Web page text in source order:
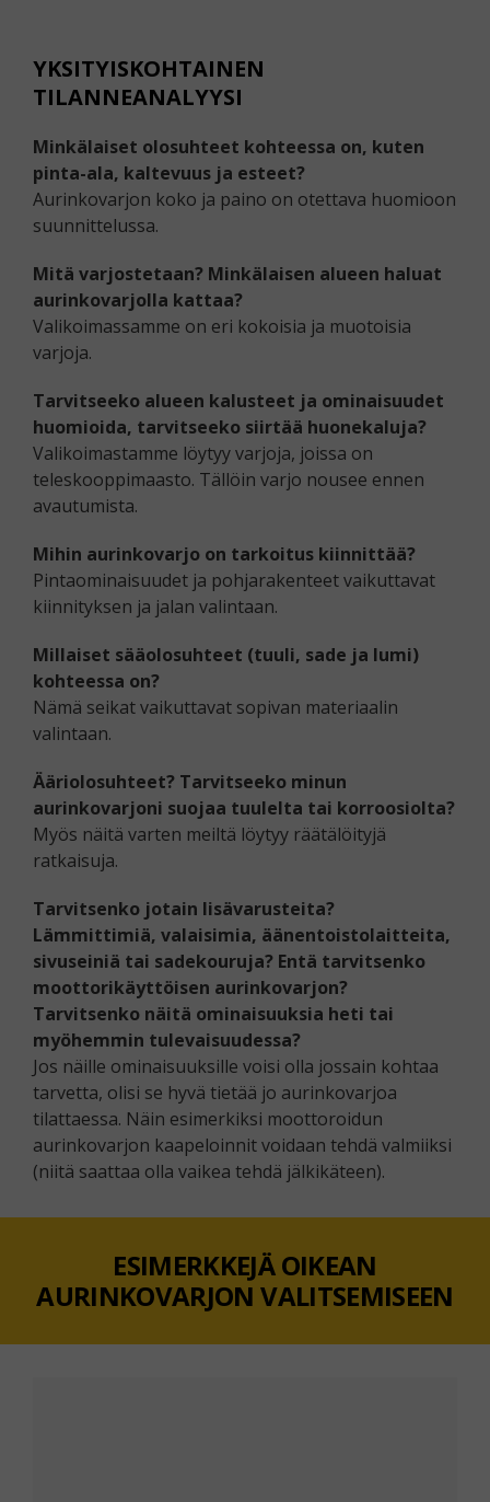
YKSITYISKOHTAINEN
TILANNEANALYYSI
Minkälaiset olosuhteet kohteessa on, kuten
pinta-ala, kaltevuus ja esteet?
Aurinkovarjon koko ja paino on otettava huomioon
suunnittelussa.
Mitä varjostetaan? Minkälaisen alueen haluat
aurinkovarjolla kattaa?
Valikoimassamme on eri kokoisia ja muotoisia
varjoja.
Tarvitseeko alueen kalusteet ja ominaisuudet
huomioida, tarvitseeko siirtää huonekaluja?
Valikoimastamme löytyy varjoja, joissa on
teleskooppimaasto. Tällöin varjo nousee ennen
avautumista.
Mihin aurinkovarjo on tarkoitus kiinnittää?
Pintaominaisuudet ja pohjarakenteet vaikuttavat
kiinnityksen ja jalan valintaan.
Millaiset sääolosuhteet (tuuli, sade ja lumi)
kohteessa on?
Nämä seikat vaikuttavat sopivan materiaalin
valintaan.
Ääriolosuhteet? Tarvitseeko minun
aurinkovarjoni suojaa tuulelta tai korroosiolta?
Myös näitä varten meiltä löytyy räätälöityjä
ratkaisuja.
Tarvitsenko jotain lisävarusteita?
Lämmittimiä, valaisimia, äänentoistolaitteita,
sivuseiniä tai sadekouruja? Entä tarvitsenko
moottorikäyttöisen aurinkovarjon?
Tarvitsenko näitä ominaisuuksia heti tai
myöhemmin tulevaisuudessa?
Jos näille ominaisuuksille voisi olla jossain kohtaa
tarvetta, olisi se hyvä tietää jo aurinkovarjoa
tilattaessa. Näin esimerkiksi moottoroidun
aurinkovarjon kaapeloinnit voidaan tehdä valmiiksi
(niitä saattaa olla vaikea tehdä jälkikäteen).
ESIMERKKEJÄ OIKEAN
AURINKOVARJON VALITSEMISEEN